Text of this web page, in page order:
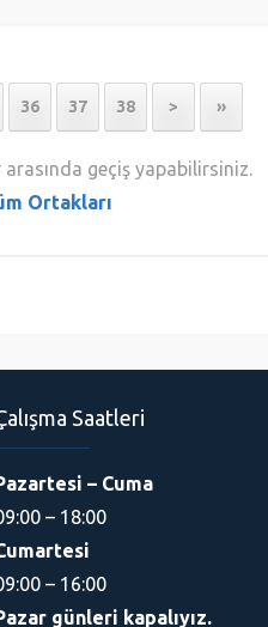
36 37 38 > »
geçiş yapabilirsiniz.
Ortakları
Saatleri
– Cuma
– 18:00
– 16:00
günleri kapalıyız.